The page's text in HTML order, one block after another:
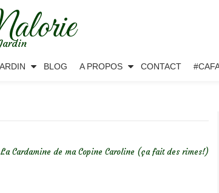
BLOG A PROPOS CONTACT
La Cardamine de ma Copine Caroline (ça fait des rimes!)